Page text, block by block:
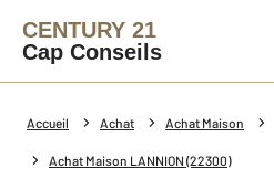
CENTURY 21
Cap Conseils
Accueil Achat Achat Maison
Achat Maison LANNION (22300)